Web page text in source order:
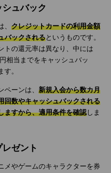
ュバック
クレジットカードの利用金額
バックされるというものです。
トの還元率は異なり、中には
相当までをキャッシュバッ
。
ーンは、 新規入会から数カ月
回数やキャッシュバックされる
ますから、適用条件を確認 しま
ゼント
メやゲームのキャラクターを券